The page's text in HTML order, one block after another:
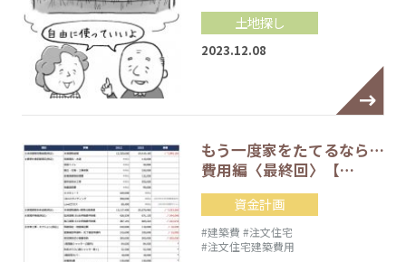
土地探し
2023.12.08
もう一度家をたてるなら…
費用編〈最終回〉【…
資金計画
#建築費 #注文住宅
#注文住宅建築費用